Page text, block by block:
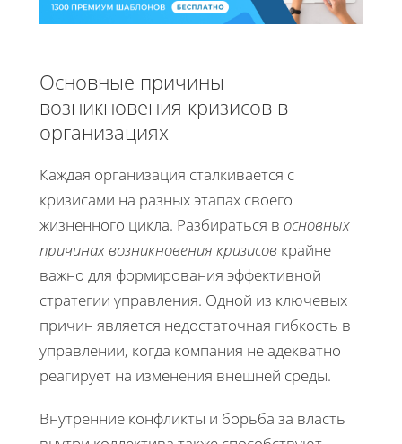
Основные причины
возникновения кризисов в
организациях
Каждая организация сталкивается с
кризисами на разных этапах своего
жизненного цикла. Разбираться в основных
причинах возникновения кризисов крайне
важно для формирования эффективной
стратегии управления. Одной из ключевых
причин является недостаточная гибкость в
управлении, когда компания не адекватно
реагирует на изменения внешней среды.
Внутренние конфликты и борьба за власть